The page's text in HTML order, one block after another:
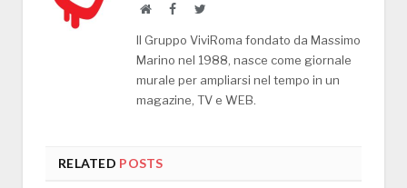
WebsiteFacebookTwitter
Il Gruppo ViviRoma fondato da Massimo
Marino nel 1988, nasce come giornale
murale per ampliarsi nel tempo in un
magazine, TV e WEB.
RELATED POSTS